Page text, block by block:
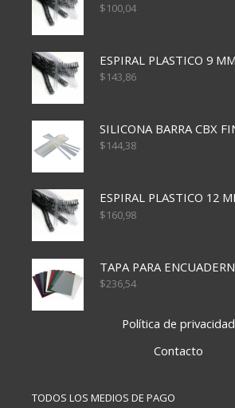
$100,04
$143,86
$144,38
$160,98
$236,54
Política de privacidad
Contacto
TODOS LOS MEDIOS DE PAGO